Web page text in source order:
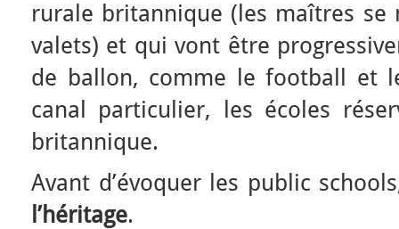
rurale britannique (les maîtres se
valets) et qui vont être
de ballon, comme le football et
canal particulier, les écoles
britannique.
Avant d’évoquer les public
l’héritage.